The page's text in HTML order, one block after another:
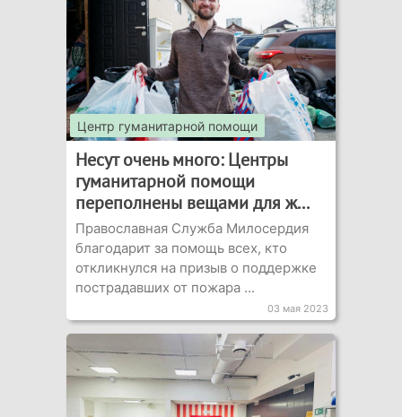
Центр гуманитарной помощи
Несут очень много: Центры
гуманитарной помощи
переполнены вещами для ж...
Православная Служба Милосердия
благодарит за помощь всех, кто
откликнулся на призыв о поддержке
пострадавших от пожара ...
03 мая 2023